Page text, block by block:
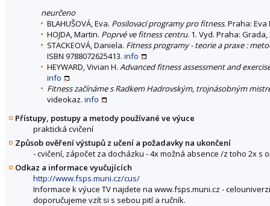
neurčeno
BLAHUŠOVÁ, Eva. Posilovací programy pro fitness. Praha:
HOJDA, Martin. Poprvé ve fitness centru. 1. Vyd. Praha: Grada,
STACKEOVÁ, Daniela. Fitness programy - teorie a praxe :
ISBN 9788072625413. info
HEYWARD, Vivian H. Advanced fitness assessment and
info
Fitness začínáme s Radkem Hadrovským, trojnásobným
videokaz. info
Přístupy, postupy a metody používané ve výuce
praktická cvičení
Způsob ověření výstupů z učení a požadavky na ukončení
- cvičení, zápočet za docházku - 4x možná absence /z toho 2x
Odkaz a informace vyučujících
http://www.fsps.muni.cz/cus/
Informace k výuce TV najdete na www.fsps.muni.cz -
doporučujeme vzít si s sebou pití a ručník.